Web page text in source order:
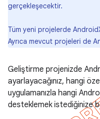
gerçekleşecektir.
Tüm yeni projelerde
Ayrıca mevcut projeleri de
Geliştirme projenizde
ayarlayacağınız, hangi
uygulamanızla hangi
desteklemek istediğinize